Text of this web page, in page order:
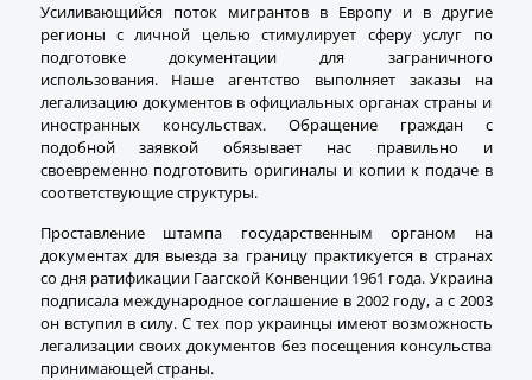
Усиливающийся поток мигрантов в Европу и в другие
регионы с личной целью стимулирует сферу услуг по
подготовке документации для заграничного
использования. Наше агентство выполняет заказы на
легализацию документов в официальных органах страны и
иностранных консульствах. Обращение граждан с
подобной заявкой обязывает нас правильно и
своевременно подготовить оригиналы и копии к подаче в
соответствующие структуры.
Проставление штампа государственным органом на
документах для выезда за границу практикуется в странах
со дня ратификации Гаагской Конвенции 1961 года. Украина
подписала международное соглашение в 2002 году, а с 2003
он вступил в силу. С тех пор украинцы имеют возможность
легализации своих документов без посещения консульства
принимающей страны.